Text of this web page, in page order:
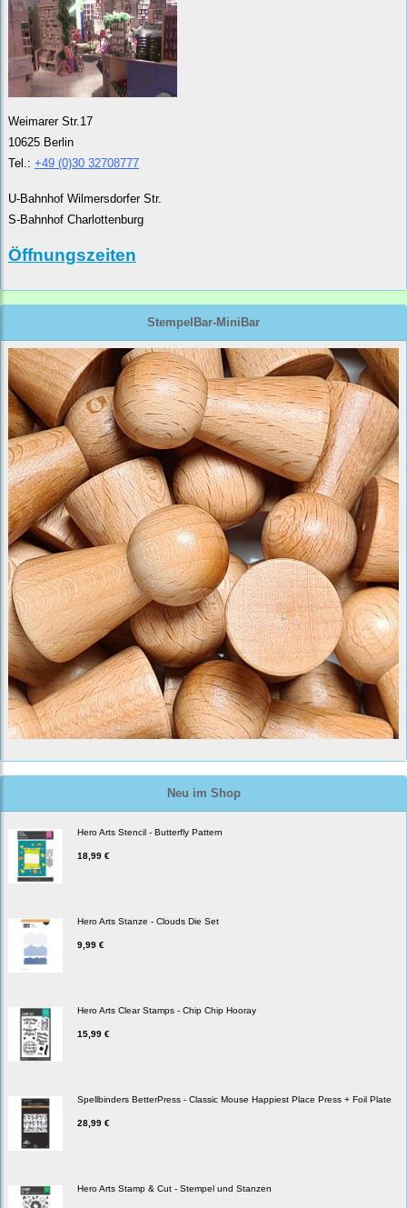
Weimarer Str.17
10625 Berlin
Tel.: +49 (0)30 32708777
U-Bahnhof Wilmersdorfer Str.
S-Bahnhof Charlottenburg
Öffnungszeiten
StempelBar-MiniBar
Neu im Shop
Hero Arts Stencil - Butterfly Pattern
18,99 €
Hero Arts Stanze - Clouds Die Set
9,99 €
Hero Arts Clear Stamps - Chip Chip Hooray
15,99 €
Spellbinders BetterPress - Classic Mouse Happiest Place Press + Foil Plate
28,99 €
Hero Arts Stamp & Cut - Stempel und Stanzen